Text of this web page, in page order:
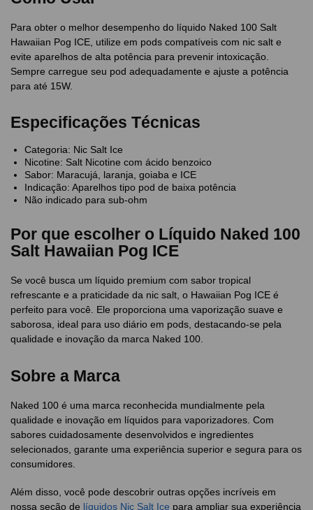
Para obter o melhor desempenho do líquido Naked 100 Salt
Hawaiian Pog ICE, utilize em pods compatíveis com nic salt e
evite aparelhos de alta potência para prevenir intoxicação.
Sempre carregue seu pod adequadamente e ajuste a potência
para até 15W.
Especificações Técnicas
Categoria: Nic Salt Ice
Nicotine: Salt Nicotine com ácido benzoico
Sabor: Maracujá, laranja, goiaba e ICE
Indicação: Aparelhos tipo pod de baixa potência
Não indicado para sub-ohm
Por que escolher o Líquido Naked 100
Salt Hawaiian Pog ICE
Se você busca um líquido premium com sabor tropical
refrescante e a praticidade da nic salt, o Hawaiian Pog ICE é
perfeito para você. Ele proporciona uma vaporização suave e
saborosa, ideal para uso diário em pods, destacando-se pela
qualidade e inovação da marca Naked 100.
Sobre a Marca
Naked 100 é uma marca reconhecida mundialmente pela
qualidade e inovação em líquidos para vaporizadores. Com
sabores cuidadosamente desenvolvidos e ingredientes
selecionados, garante uma experiência superior e segura para os
consumidores.
Além disso, você pode descobrir outras opções incríveis em
nossa seção de líquidos Nic Salt Ice para ampliar sua experiência